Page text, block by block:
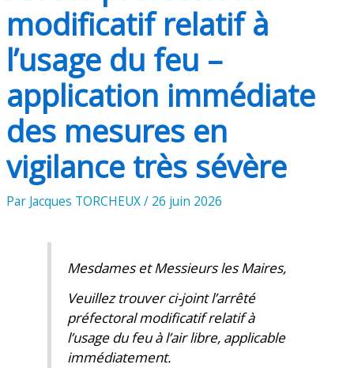
modificatif relatif à
l’usage du feu –
application immédiate
des mesures en
vigilance très sévère
Par Jacques TORCHEUX/ 26 juin 2026
Mesdames et Messieurs les Maires,
Veuillez trouver ci-joint l’arrêté
préfectoral modificatif relatif à
l’usage du feu à l’air libre, applicable
immédiatement.